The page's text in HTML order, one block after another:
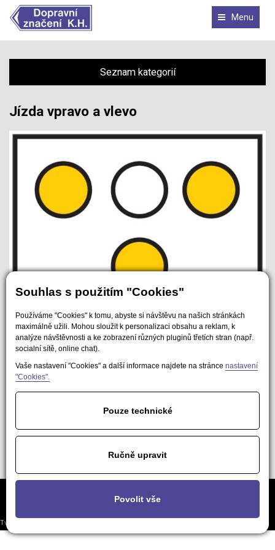
Souhlas s použitím "Cookies"
Používáme "Cookies" k tomu, abyste si návštěvu na našich stránkách
maximálně užili. Mohou sloužit k personalizaci obsahu a reklam, k
analýze návštěvnosti a ke zobrazení různých pluginů třetích stran (např.
socialní sítě, online chat).
Vaše nastavení "Cookies" a další informace najdete na stránce nastavení
"Cookies".
Pouze technické
Ručně upravit
Povolit vše
Menu
Seznam kategorií
Jízda vpravo a vlevo
LLM nástroje
Tvorba responzivních webů a eshopů